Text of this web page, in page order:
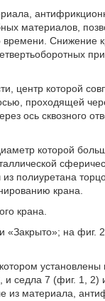
материалов,
Снижение
центр которой
проходящей
ось сквозного
которой
полиуретана
крана.
крана.
«Закрыто»; на фиг.
седла 7 (фиг. 1, 2)
материала,